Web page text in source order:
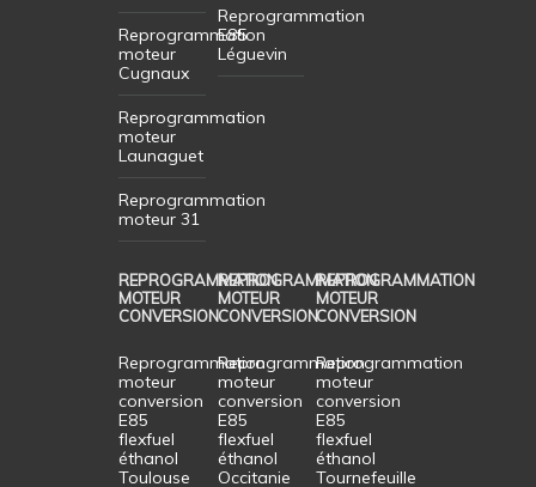
Reprogrammation
moteur
Cugnaux
Reprogrammation
moteur
Launaguet
Reprogrammation
moteur 31
Reprogrammation
E85
Léguevin
REPROGRAMMATION
MOTEUR
CONVERSION
Reprogrammation
moteur
conversion
E85
flexfuel
éthanol
Toulouse
REPROGRAMMATION
MOTEUR
CONVERSION
Reprogrammation
moteur
conversion
E85
flexfuel
éthanol
Occitanie
REPROGRAMMATION
MOTEUR
CONVERSION
Reprogrammation
moteur
conversion
E85
flexfuel
éthanol
Tournefeuille